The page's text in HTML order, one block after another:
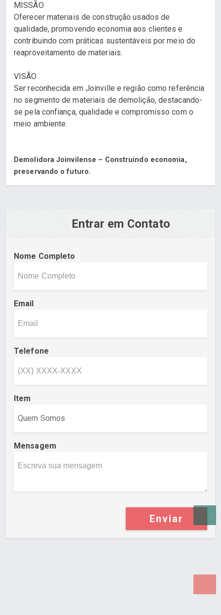
MISSÃO
Oferecer materiais de construção usados de
qualidade, promovendo economia aos clientes e
contribuindo com práticas sustentáveis por meio do
reaproveitamento de materiais.
VISÃO
Ser reconhecida em Joinville e região como referência
no segmento de materiais de demolição, destacando-
se pela confiança, qualidade e compromisso com o
meio ambiente.
Demolidora Joinvilense – Construindo economia,
preservando o futuro.
Entrar em Contato
Nome Completo
Email
Telefone
Item
Mensagem
Enviar